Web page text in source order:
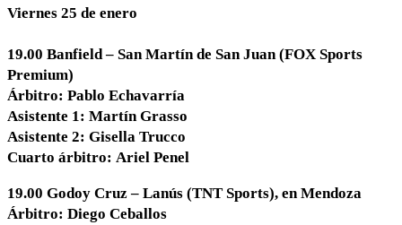
Viernes 25 de enero
19.00 Banfield – San Martín de San Juan (FOX Sports
Premium)
Árbitro: Pablo Echavarría
Asistente 1: Martín Grasso
Asistente 2: Gisella Trucco
Cuarto árbitro: Ariel Penel
19.00 Godoy Cruz – Lanús (TNT Sports), en Mendoza
Árbitro: Diego Ceballos